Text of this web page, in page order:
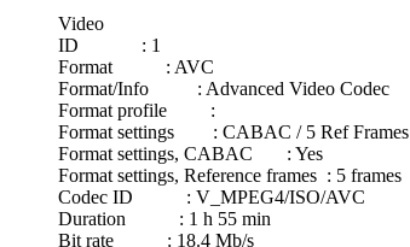
Video
ID : 1
Format : AVC
Format/Info : Advanced Video Codec
Format profile :
Format settings : CABAC / 5 Ref Frames
Format settings, CABAC : Yes
Format settings, Reference frames : 5 frames
Codec ID : V_MPEG4/ISO/AVC
Duration : 1 h 55 min
Bit rate : 18.4 Mb/s